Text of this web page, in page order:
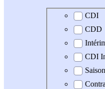
Type de contrat
CDI
CDD
CDI